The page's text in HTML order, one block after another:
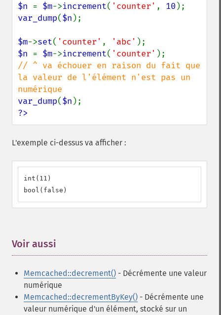
$n = $m->increment( 'counter' , 10
var_dump($n );
$m->set( 'counter' , 'abc'
$n = $m->increment( 'counter'
// ^ va échouer en raison du fait que
la valeur de l'élément n'est pas un
var_dump($n
?>
L'exemple ci-dessus va afficher :
int(11)
bool(false)
Voir aussi
Memcached::decrement() - Décrémente une valeur
numérique
Memcached::decrementByKey() - Décrémente une
valeur numérique d'un élément, stocké sur un